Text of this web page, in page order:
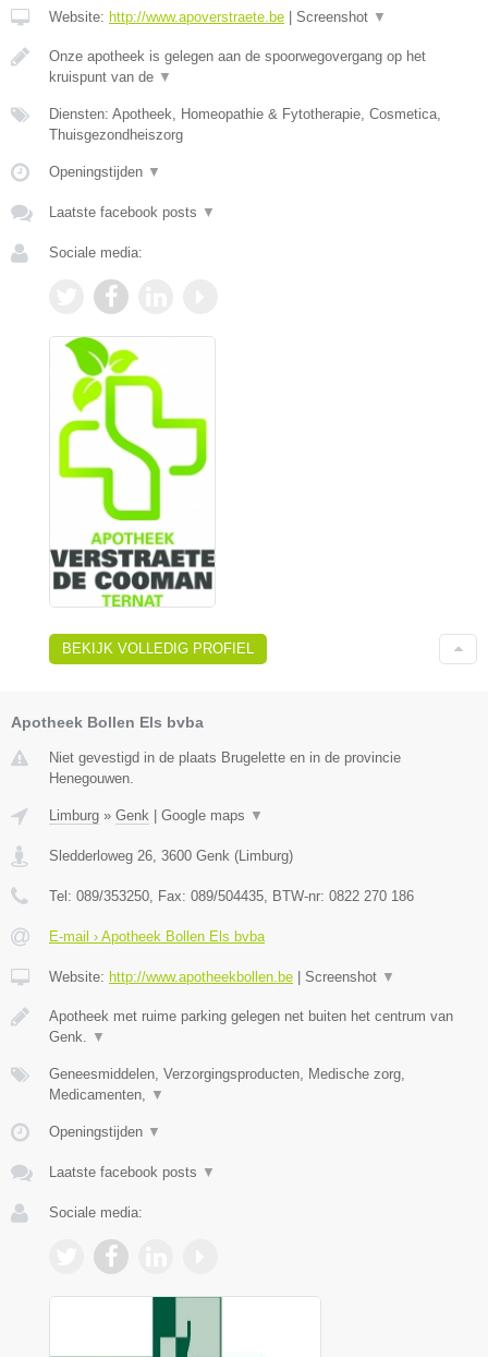
Website: http://www.apoverstraete.be Screenshot ▼
Onze apotheek is gelegen aan de spoorwegovergang op het
kruispunt van de ▼
Diensten: Apotheek, Homeopathie & Fytotherapie, Cosmetica,
Thuisgezondheiszorg
Openingstijden ▼
Laatste facebook posts ▼
Sociale media:
BEKIJK VOLLEDIG PROFIEL
Apotheek Bollen Els bvba
Niet gevestigd in de plaats Brugelette en in de provincie
Henegouwen.
Limburg » Genk Google maps ▼
Sledderloweg 26 3600 Genk ( Limburg)
Tel: 089/353250 , Fax: 089/504435 , BTW-nr: 0822 270 186
E-mail › Apotheek Bollen Els bvba
Website: http://www.apotheekbollen.be Screenshot ▼
Apotheek met ruime parking gelegen net buiten het centrum van
Genk.
▼
Geneesmiddelen, Verzorgingsproducten, Medische zorg,
Medicamenten,
▼
Openingstijden ▼
Laatste facebook posts ▼
Sociale media: